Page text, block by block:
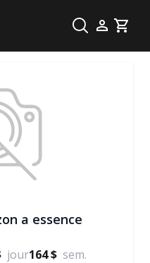
Cart
a essence
jour164 $ sem.